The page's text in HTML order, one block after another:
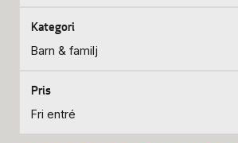
Barn & familj
Fri entré